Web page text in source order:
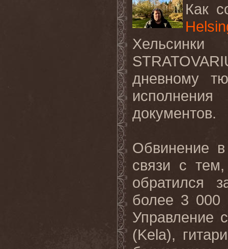
Как
Хельсинки
дневному
документов.
Обвинение
связи с
обратился
более 3 000
Управление
(Kela),